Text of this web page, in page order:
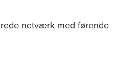
netværk med førende